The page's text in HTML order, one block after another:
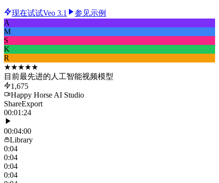
现在试试Veo 3.1
参见示例
A
M
S
K
R
★★★★★
目前最先进的人工智能视频模型
1,675
Happy Horse AI Studio
ShareExport
00:01:24
00:04:00
Library
0:04
0:04
0:04
0:04